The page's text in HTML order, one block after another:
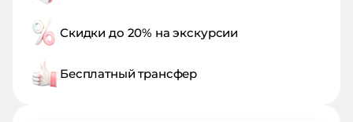
Скидки до 20% на экскурсии
Бесплатный трансфер